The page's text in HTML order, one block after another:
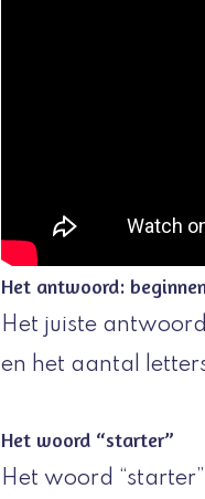
Het antwoord:
Het juiste
en het aantal
Het woord “starter”
Het woord